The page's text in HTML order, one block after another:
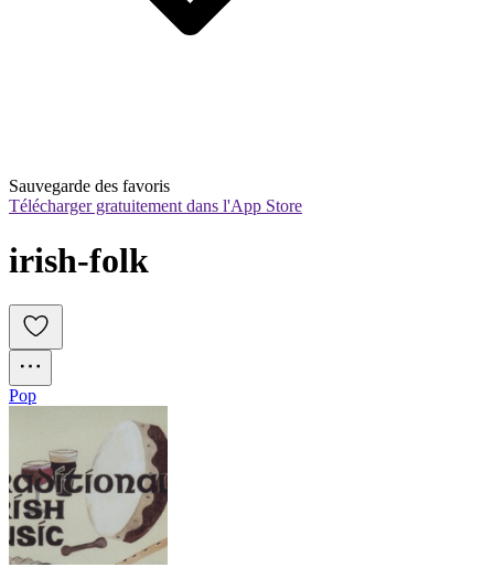
Sauvegarde des favoris
Télécharger gratuitement dans l'App Store
irish-folk
Pop